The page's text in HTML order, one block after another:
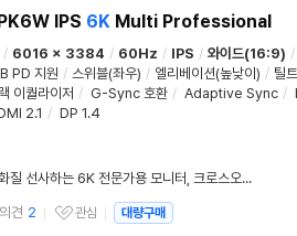
IPS 6KMulti Professional
/ 6016 x 3384 / 60Hz / IPS / 와이드(16:9) /
PD 지원 / 스위블(좌우) / 엘리베이션(높낮이) / 틸
이퀄라이저 / G-Sync 호환 / Adaptive Sync /
2.1 / DP 1.4
차원이 다른 화질 선사하는 6K 전문가용 모니터, 크로스오버 미켈란 32PK6W IPS 6K Multi Professional
의견 2
관심상품
관심 대량구매